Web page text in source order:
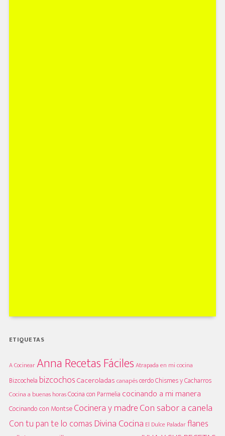
ETIQUETAS
A CocinearAnna Recetas FácilesAtrapada en mi cocina
Bizcochela bizcochosCaceroladascanapéscerdoChismes y Cacharros
Cocina a buenas horasCocina con Parmelia cocinando a mi manera
Cocinando con MontseCocinera y madreCon sabor a canela
Con tu pan te lo comasDivina Cocina El Dulce Paladarflanes